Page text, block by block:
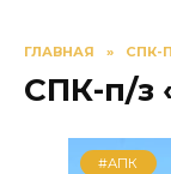
ГЛАВНАЯ » СПК-
СПК-п/з
#АПК